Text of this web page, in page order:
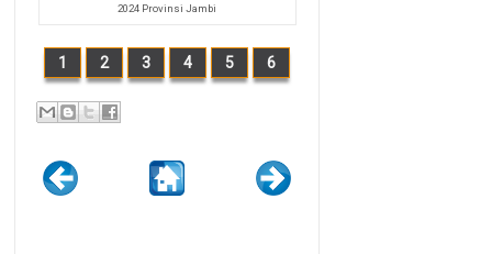
2024 Provinsi Jambi
1 2 3 4 5 6